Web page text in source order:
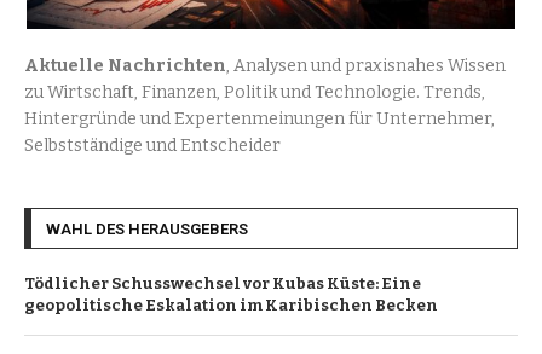
Aktuelle Nachrichten, Analysen und praxisnahes Wissen
zu Wirtschaft, Finanzen, Politik und Technologie. Trends,
Hintergründe und Expertenmeinungen für Unternehmer,
Selbstständige und Entscheider
WAHL DES HERAUSGEBERS
Tödlicher Schusswechsel vor Kubas Küste: Eine
geopolitische Eskalation im Karibischen Becken